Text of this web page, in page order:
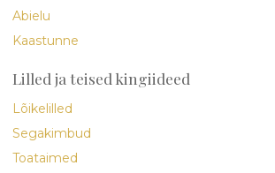
Abielu
Kaastunne
Lilled ja teised kingiideed
Lõikelilled
Segakimbud
Toataimed